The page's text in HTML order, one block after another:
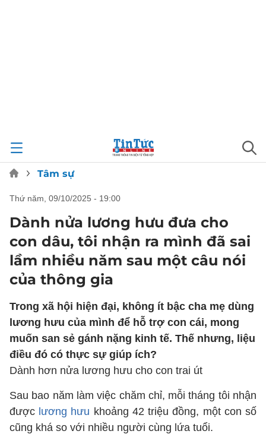
Tâm sự
thứ năm, 09/10/2025 - 19:00
Dành nửa lương hưu đưa cho
con dâu, tôi nhận ra mình đã sai
lầm nhiều năm sau một câu nói
của thông gia
Trong xã hội hiện đại, không ít bậc cha mẹ dùng
lương hưu của mình để hỗ trợ con cái, mong
muốn san sẻ gánh nặng kinh tế. Thế nhưng, liệu
điều đó có thực sự giúp ích?
Dành hơn nửa lương hưu cho con trai út
Sau bao năm làm việc chăm chỉ, mỗi tháng tôi nhận
được lương hưu khoảng 42 triệu đồng, một con số
cũng khá so với nhiều người cùng lứa tuổi.